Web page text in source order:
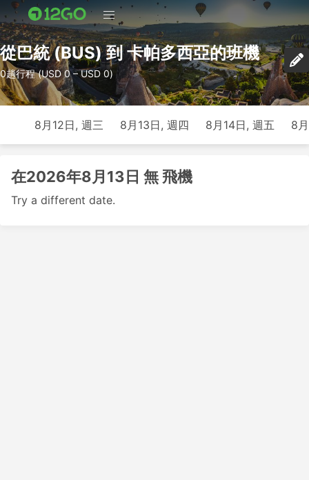
從巴統 (BUS) 到 卡帕多西亞的班機
0趟行程 (USD 0 – USD 0)
8月12日, 週三 8月13日, 週四 8月14日, 週五 8
在2026年8月13日 無 飛機
Try a different date.